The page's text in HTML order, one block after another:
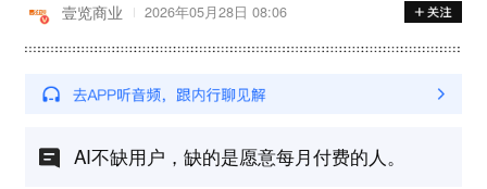
壹览商业 2026年05月28日 08:06
AI不缺用户，缺的是愿意每月付费的人。